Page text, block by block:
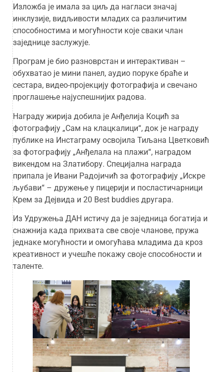
Изложба је имала за циљ да нагласи значај
инклузије, видљивости младих са различитим
способностима и могућности које сваки члан
заједнице заслужује.
Програм је био разноврстан и интерактиван –
обухватао је мини панел, аудио поруке браће и
сестара, видео-пројекцију фотографија и свечано
проглашење најуспешнијих радова.
Награду жирија добила је Анђелија Коцић за
фотографију „Сам на клацкалици“, док је награду
публике на Инстаграму освојила Тиљана Цветковић
за фотографију „Анђелала на плажи“, наградом
викендом на Златибору. Специјална награда
припала је Ивани Радојичић за фотографију „Искре
љубави“ – дружење у пицерији и посластичарници
Крем за Дејвида и 20 Best buddies другара.
Из Удружења ДАН истичу да је заједница богатија и
снажнија када прихвата све своје чланове, пружа
једнаке могућности и омогућава младима да кроз
креативност и учешће покажу своје способности и
таленте.